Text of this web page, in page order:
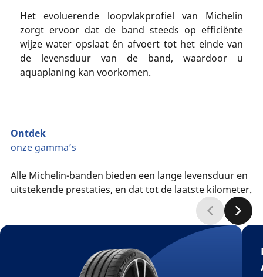
Het evoluerende loopvlakprofiel van Michelin
zorgt ervoor dat de band steeds op efficiënte
wijze water opslaat én afvoert tot het einde van
de levensduur van de band, waardoor u
aquaplaning kan voorkomen.
Ontdek
onze gamma’s
Alle Michelin-banden bieden een lange levensduur en
uitstekende prestaties, en dat tot de laatste kilometer.